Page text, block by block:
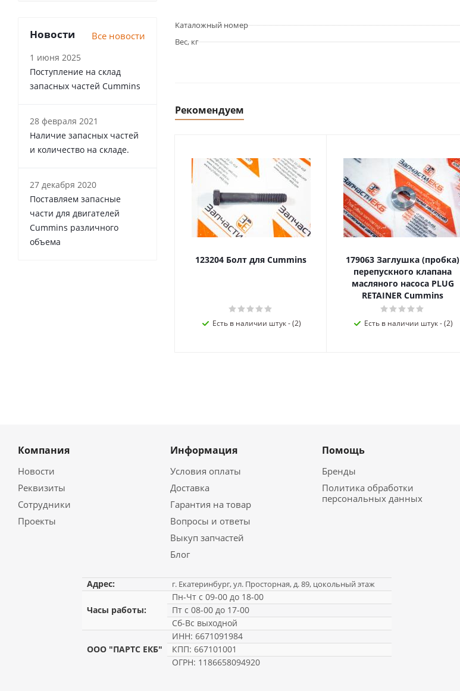
Каталожный номер
Вес, кг
Рекомендуем
123204 Болт для Cummins
Есть в наличии штук - (2)
179063 Заглушка (пробка)
перепускного клапана
масляного насоса PLUG
RETAINER Cummins
Есть в наличии штук - (2)
Новости Все новости
1 июня 2025
Поступление на склад
запасных частей Cummins
28 февраля 2021
Наличие запасных частей
и количество на складе.
27 декабря 2020
Поставляем запасные
части для двигателей
Cummins различного
объема
Компания
Новости
Реквизиты
Сотрудники
Проекты
Информация
Условия оплаты
Доставка
Гарантия на товар
Вопросы и ответы
Выкуп запчастей
Блог
Помощь
Бренды
Политика обработки
персональных данных
Адрес: г. Екатеринбург, ул. Просторная, д. 89, цокольный этаж
Часы работы:
Пн-Чт с 09-00 до 18-00
Пт с 08-00 до 17-00
Сб-Вс выходной
ООО "ПАРТС ЕКБ"
ИНН: 6671091984
КПП: 667101001
ОГРН: 1186658094920